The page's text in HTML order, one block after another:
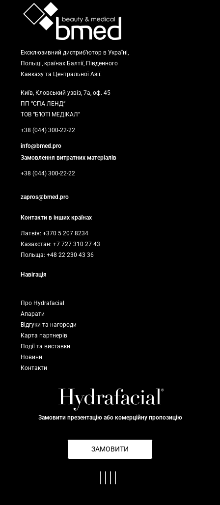
Ексклюзивний дистриб’ютор в Україні,
Польщі, країнах Балтії, Південного
Кавказу та Центральної Азії.
Київ, Кловський узвіз, 7а, оф. 45
ПП “СПА ЛЕНД”
ТОВ “Б’ЮТІ МЕДІКАЛ”
+38 (044) 300-22-22
info@bmed.pro
Замовлення витратних матеріалів
+38 (044) 300-22-22
zapros@bmed.pro
Контакти в інших країнах
Латвія: +370 5 207 8234
Казахстан: +7 727 310 27 43
Польща: +48 22 230 43 36
Навігація
Про Hydrafacial
Апарати
Відгуки та нагороди
Карта партнерів
Події та виставки
Новини
Контакти
Замовити презентацію або комерційну пропозицію
ЗАМОВИТИ